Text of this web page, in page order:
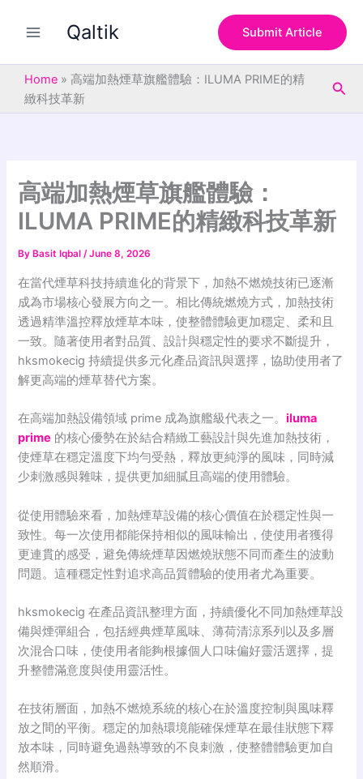
Qaltik Submit Article
Home » 高端加熱煙草旗艦體驗：ILUMA PRIME的精
緻科技革新
高端加熱煙草旗艦體驗：
ILUMA PRIME的精緻科技革新
By Basit Iqbal/June 8, 2026
在當代煙草科技持續進化的背景下，加熱不燃燒技術已逐漸
成為市場核心發展方向之一。相比傳統燃燒方式，加熱技術
透過精準溫控釋放煙草本味，使整體體驗更加穩定、柔和且
一致。隨著使用者對品質、設計與穩定性的要求不斷提升，
hksmokecig 持續提供多元化產品資訊與選擇，協助使用者了
解更高端的煙草替代方案。
在高端加熱設備領域 prime 成為旗艦級代表之一。iluma
prime 的核心優勢在於結合精緻工藝設計與先進加熱技術，
使煙草在穩定溫度下均勻受熱，釋放更純淨的風味，同時減
少刺激感與雜味，提供更加細膩且高端的使用體驗。
從使用體驗來看，加熱煙草設備的核心價值在於穩定性與一
致性。每一次使用都能保持相似的風味輸出，使使用者獲得
更連貫的感受，避免傳統煙草因燃燒狀態不同而產生的波動
問題。這種穩定性對追求高品質體驗的使用者尤為重要。
hksmokecig 在產品資訊整理方面，持續優化不同加熱煙草設
備與煙彈組合，包括經典煙草風味、薄荷清涼系列以及多層
次混合口味，使使用者能夠根據個人口味偏好靈活選擇，提
升整體滿意度與使用靈活性。
在技術層面，加熱不燃燒系統的核心在於溫度控制與風味釋
放之間的平衡。穩定的加熱環境能確保煙草在最佳狀態下釋
放本味，同時避免過熱導致的不良刺激，使整體體驗更加自
然順滑。